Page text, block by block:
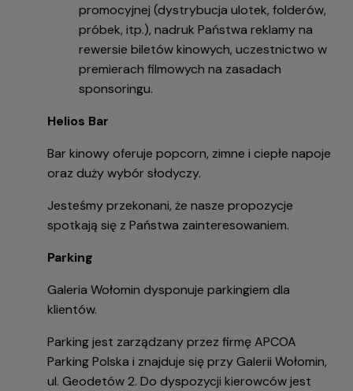
promocyjnej (dystrybucja ulotek, folderów,
próbek, itp.), nadruk Państwa reklamy na
rewersie biletów kinowych, uczestnictwo w
premierach filmowych na zasadach
sponsoringu.
Helios Bar
Bar kinowy oferuje popcorn, zimne i ciepłe napoje
oraz duży wybór słodyczy.
Jesteśmy przekonani, że nasze propozycje
spotkają się z Państwa zainteresowaniem.
Parking
Galeria Wołomin dysponuje parkingiem dla
klientów.
Parking jest zarządzany przez firmę APCOA
Parking Polska i znajduje się przy Galerii Wołomin,
ul. Geodetów 2. Do dyspozycji kierowców jest